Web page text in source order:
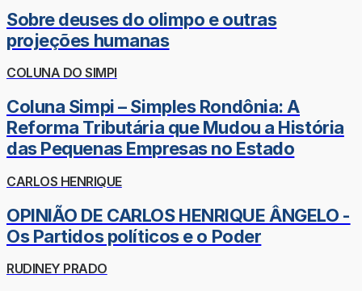
Sobre deuses do olimpo e outras
projeções humanas
COLUNA DO SIMPI
Coluna Simpi – Simples Rondônia: A
Reforma Tributária que Mudou a História
das Pequenas Empresas no Estado
CARLOS HENRIQUE
OPINIÃO DE CARLOS HENRIQUE ÂNGELO -
Os Partidos políticos e o Poder
RUDINEY PRADO